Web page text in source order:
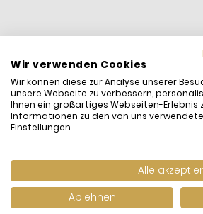
Mit dieser Herz-Halskette hast Du
bedeutungsvollen Teil Deiner Styling-
Hersteller: Xenox
Motiv: Herz mit Schutzengel
Material: Sterling-Silber 925/-, 18K
Oberfläche: Poliert
Wir verwenden Cookies
Wir können diese zur Analyse unserer
unsere Webseite zu verbessern,
Ihnen ein großartiges Webseiten-Erlebnis
Informationen zu den von uns
Einstellungen.
Alle
Ablehnen